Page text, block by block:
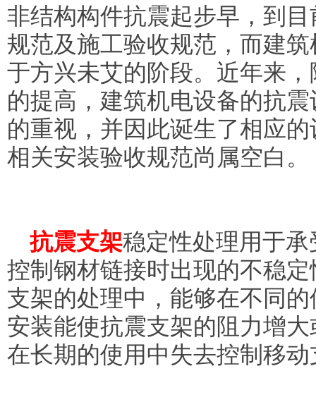
非结构构件抗震起步早，到
规范及施工验收规范，而建
于方兴未艾的阶段。近年来
的提高，建筑机电设备的抗
的重视，并因此诞生了相应
相关安装验收规范尚属空白。
抗震支架稳定性处理用于
控制钢材链接时出现的不稳
支架的处理中，能够在不同
安装能使抗震支架的阻力增
在长期的使用中失去控制移